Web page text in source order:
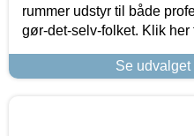
rummer udstyr til både
gør-det-selv-folket. Klik her
Se udvalget